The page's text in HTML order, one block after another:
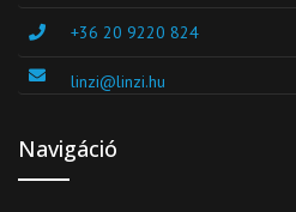
+36 20 9220 824
linzi@linzi.hu
Navigáció